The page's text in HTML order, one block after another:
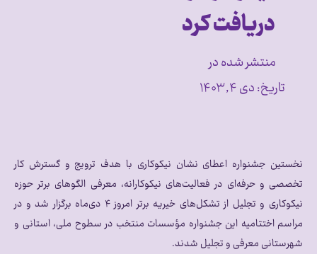
دریافت کرد
منتشر شده در
تاریخ:دی ۴, ۱۴۰۳
نخستین جشنواره اعطای نشان نیکوکاری با هدف ترویج و گسترش کار
تخصصی و حرفه‌ای در فعالیت‌های نیکوکارانه، معرفی الگوهای برتر حوزه
نیکوکاری و تجلیل از تشکل‌های خیریه برتر امروز ۴ دی‌ماه برگزار شد و در
مراسم اختتامیه این جشنواره مؤسسات منتخب در سطوح ملی، استانی و
شهرستانی معرفی و تجلیل شدند.